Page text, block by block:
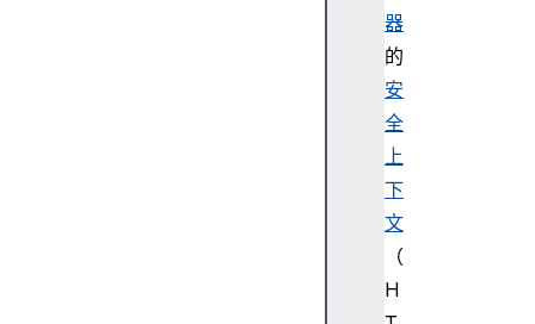
器
的
安
全
上
下
文
（
H